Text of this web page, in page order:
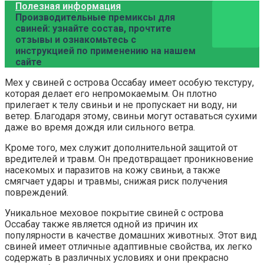
Полезная информация
Производительные премиксы для
свиней: узнайте состав, прочтите
отзывы и ознакомьтесь с
инструкцией по применению на нашем
сайте
Мех у свиней с острова Оссабау имеет особую текстуру,
которая делает его непромокаемым. Он плотно
прилегает к телу свиньи и не пропускает ни воду, ни
ветер. Благодаря этому, свиньи могут оставаться сухими
даже во время дождя или сильного ветра.
Кроме того, мех служит дополнительной защитой от
вредителей и травм. Он предотвращает проникновение
насекомых и паразитов на кожу свиньи, а также
смягчает удары и травмы, снижая риск получения
повреждений.
Уникальное меховое покрытие свиней с острова
Оссабау также является одной из причин их
популярности в качестве домашних животных. Этот вид
свиней имеет отличные адаптивные свойства, их легко
содержать в различных условиях и они прекрасно